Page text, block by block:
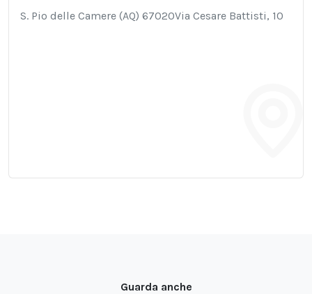
S. Pio delle Camere (AQ) 67020Via Cesare Battisti, 10
Guarda anche